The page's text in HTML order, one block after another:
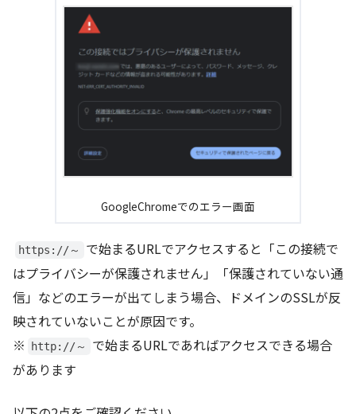
GoogleChromeでのエラー画面
https://～
で始まるURLでアクセスすると「この接続で
はプライバシーが保護されません」「保護されていない通
信」などのエラーが出てしまう場合、ドメインのSSLが反
映されていないことが原因です。
※
http://～
で始まるURLであればアクセスできる場合
があります